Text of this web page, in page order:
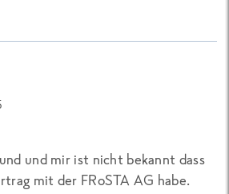
und mir ist nicht bekannt dass
mit der FRoSTA AG habe.